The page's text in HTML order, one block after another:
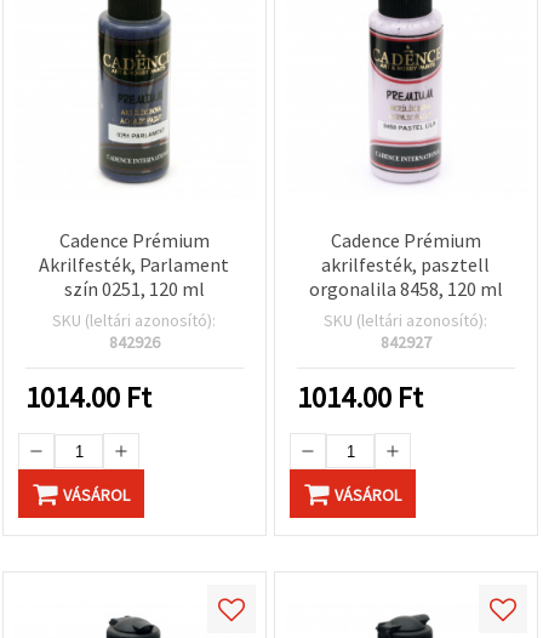
Cadence Prémium
Akrilfesték, Parlament
szín 0251, 120 ml
SKU (leltári azonosító):
842926
1014.00 Ft
VÁSÁROL
Cadence Prémium
akrilfesték, pasztell
orgonalila 8458, 120 ml
SKU (leltári azonosító):
842927
1014.00 Ft
VÁSÁROL